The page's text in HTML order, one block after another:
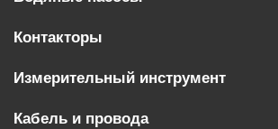
Контакторы
Измерительный инструмент
Кабель и провода